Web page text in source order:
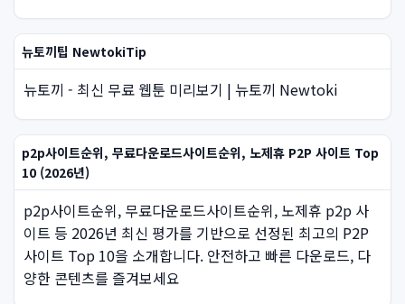
뉴토끼팁 NewtokiTip
뉴토끼 - 최신 무료 웹툰 미리보기 | 뉴토끼 Newtoki
p2p사이트순위, 무료다운로드사이트순위, 노제휴 P2P 사이트 Top
10 (2026년)
p2p사이트순위, 무료다운로드사이트순위, 노제휴 p2p 사
이트 등 2026년 최신 평가를 기반으로 선정된 최고의 P2P
사이트 Top 10을 소개합니다. 안전하고 빠른 다운로드, 다
양한 콘텐츠를 즐겨보세요